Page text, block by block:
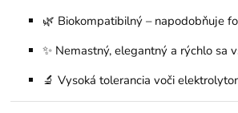
🌿 Biokompatibilný – napodobňuje
✨ Nemastný, elegantný a rýchlo sa
🔬 Vysoká tolerancia voči